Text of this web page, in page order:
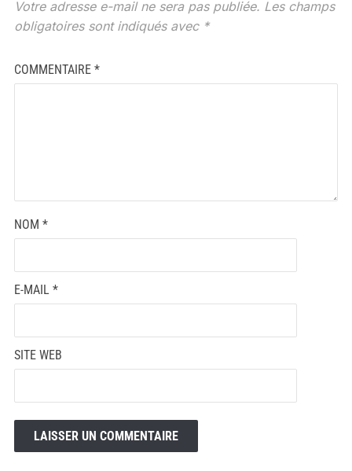
Votre adresse e-mail ne sera pas publiée. Les champs
obligatoires sont indiqués avec *
COMMENTAIRE *
NOM *
E-MAIL *
SITE WEB